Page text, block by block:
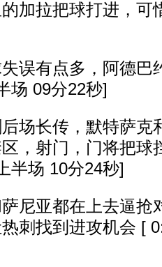
加拉把球打进，可
有点多，阿德巴
场 09分22秒]
长传，默特萨克
，射门，门将把球
半场 10分24秒]
亚都在上去逼抢
刺找到进攻机会 [